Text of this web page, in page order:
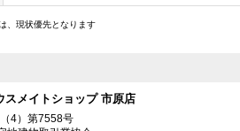
、現状優先となります
スメイトショップ 市原店
4）第7558号